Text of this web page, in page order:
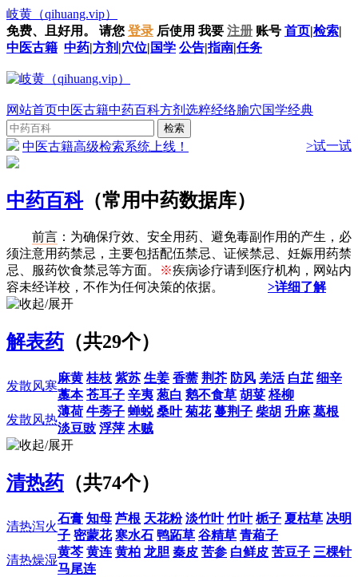
岐黄 （qihuang.vip）
免费、且好用。
请您 登录 后使用 我要 注册 账号 首页|检索|
中医古籍 中药|方剂 |穴位| 国学 公告|指南|任务
网站首页中医古籍中药百科方剂选粹经络腧穴国学经典
中医古籍高级检索系统上线！ >试一试
中药百科（常用中药数据库）
前言 ：为确保疗效、安全用药、避免毒副作用的产生，必
须注意用药禁忌，主要包括配伍禁忌、证候禁忌、妊娠用药禁
忌、服药饮食禁忌等方面。
※疾病诊疗请到医疗机构，网站内
容未经详校，不作为任何决策的依据。
>详细了解
解表药 （共29个）
发散风寒
麻黄 桂枝 紫苏 生姜 香薷 荆芥 防风 羌活 白芷 细辛
藁本 苍耳子 辛夷 葱白 鹅不食草 胡荽 柽柳
发散风热
薄荷 牛蒡子 蝉蜕 桑叶 菊花 蔓荆子 柴胡 升麻 葛根
淡豆豉 浮萍 木贼
清热药 （共74个）
清热泻火
石膏 知母 芦根 天花粉 淡竹叶 竹叶 栀子 夏枯草 决明
子 密蒙花 寒水石 鸭跖草 谷精草 青葙子
清热燥湿
黄芩 黄连 黄柏 龙胆 秦皮 苦参 白鲜皮 苦豆子 三棵针
马尾连